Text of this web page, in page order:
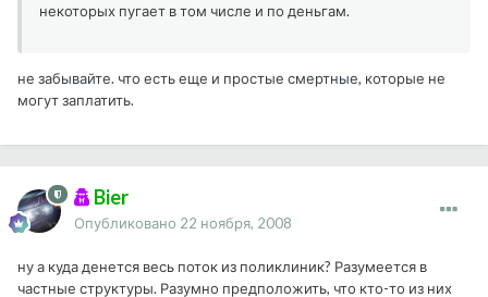
некоторых пугает в том числе и по деньгам.
не забывайте. что есть еще и простые смертные, которые не
могут заплатить.
Bier
Опубликовано 22 ноября, 2008
ну а куда денется весь поток из поликлиник? Разумеется в
частные структуры. Разумно предположить, что кто-то из них